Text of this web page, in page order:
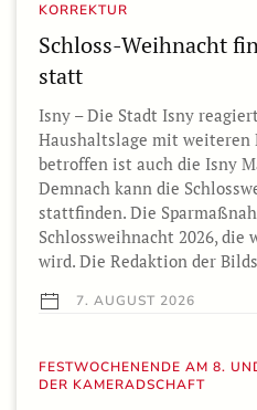
KORREKTUR
Schloss-Weihnacht
statt
Isny – Die Stadt Isny
Haushaltslage mit weiteren
betroffen ist auch die Isny
Demnach kann die
stattfinden. Die
Schlossweihnacht 2026,
wird. Die Redaktion der
7. AUGUST 2026
FESTWOCHENENDE AM 8.
DER KAMERADSCHAFT